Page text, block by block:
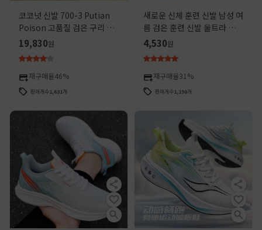
코코넛 신발 700-3 Putian
Poison 고품질 검은 구리 새
아빠 신발 남성 스포츠 싱글 신
발 여성 빛나는 운동화
19,830원
재구매율46%
판매개수1,631개
새로운 신체 훈련 신발 남성 여
름 검은 훈련 신발 울트라 라이
트 통기성 러닝화 내마모성 고
무 신발 남성 운동화
4,530원
재구매율31%
판매개수1,190개